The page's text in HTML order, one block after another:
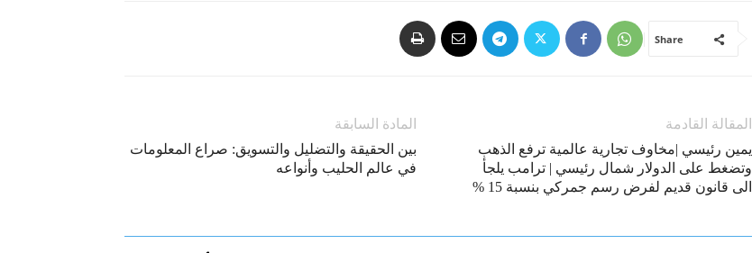
Share
المادة السابقة
بين الحقيقة والتضليل والتسويق: صراع المعلومات
في عالم الحليب وأنواعه
المقالة القادمة
يمين رئيسي |مخاوف تجارية عالمية ترفع الذهب
وتضغط على الدولار شمال رئيسي | ترامب يلجأ
الى قانون قديم لفرض رسم جمركي بنسبة 15 %